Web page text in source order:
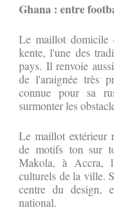
Ghana : entre
Le maillot domicile
kente, l'une des
pays. Il renvoie
de l'araignée très
connue pour sa
surmonter les
Le maillot extérieur
de motifs ton sur
Makola, à Accra,
culturels de la ville.
centre du design,
national.